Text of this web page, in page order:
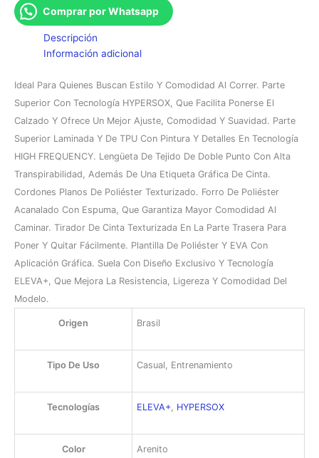
Comprar por Whatsapp
Descripción
Información adicional
Ideal Para Quienes Buscan Estilo Y Comodidad Al Correr. Parte
Superior Con Tecnología HYPERSOX, Que Facilita Ponerse El
Calzado Y Ofrece Un Mejor Ajuste, Comodidad Y Suavidad. Parte
Superior Laminada Y De TPU Con Pintura Y Detalles En Tecnología
HIGH FREQUENCY. Lengüeta De Tejido De Doble Punto Con Alta
Transpirabilidad, Además De Una Etiqueta Gráfica De Cinta.
Cordones Planos De Poliéster Texturizado. Forro De Poliéster
Acanalado Con Espuma, Que Garantiza Mayor Comodidad Al
Caminar. Tirador De Cinta Texturizada En La Parte Trasera Para
Poner Y Quitar Fácilmente. Plantilla De Poliéster Y EVA Con
Aplicación Gráfica. Suela Con Diseño Exclusivo Y Tecnología
ELEVA+, Que Mejora La Resistencia, Ligereza Y Comodidad Del
Modelo.
Origen Brasil
Tipo De Uso Casual, Entrenamiento
Tecnologías ELEVA+, HYPERSOX
Color Arenito